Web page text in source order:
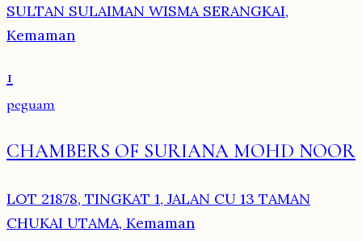
SULTAN SULAIMAN WISMA SERANGKAI,
Kemaman
1
peguam
CHAMBERS OF SURIANA MOHD NOOR
LOT 21878, TINGKAT 1, JALAN CU 13 TAMAN
CHUKAI UTAMA, Kemaman